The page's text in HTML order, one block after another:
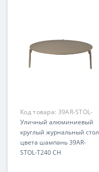
Код товара: 39AR-STOL-
T240 CH
Уличный алюминиевый
круглый журнальный стол
цвета шампань 39AR-
STOL-T240 CH